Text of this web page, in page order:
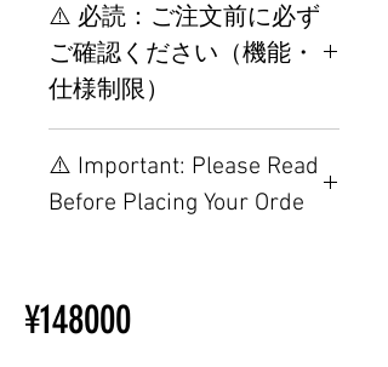
⚠️ 必読：ご注文前に必ず
ご確認ください（機能・
仕様制限）
置制限について
その他の配置はTPEに関連し
ラブドール購入前に知ってお
⚠️ Important: Please Read
Before Placing Your Orde
Ordering
Other configurations are related
¥148000